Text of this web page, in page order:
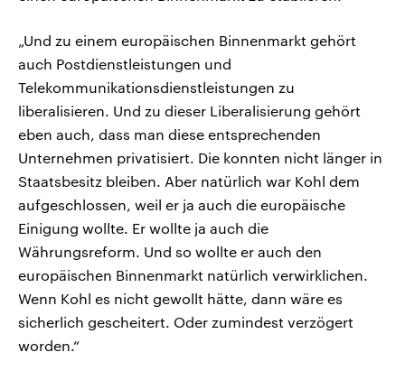
„Und zu einem europäischen Binnenmarkt gehört
auch Postdienstleistungen und
Telekommunikationsdienstleistungen zu
liberalisieren. Und zu dieser Liberalisierung gehört
eben auch, dass man diese entsprechenden
Unternehmen privatisiert. Die konnten nicht länger in
Staatsbesitz bleiben. Aber natürlich war Kohl dem
aufgeschlossen, weil er ja auch die europäische
Einigung wollte. Er wollte ja auch die
Währungsreform. Und so wollte er auch den
europäischen Binnenmarkt natürlich verwirklichen.
Wenn Kohl es nicht gewollt hätte, dann wäre es
sicherlich gescheitert. Oder zumindest verzögert
worden.“